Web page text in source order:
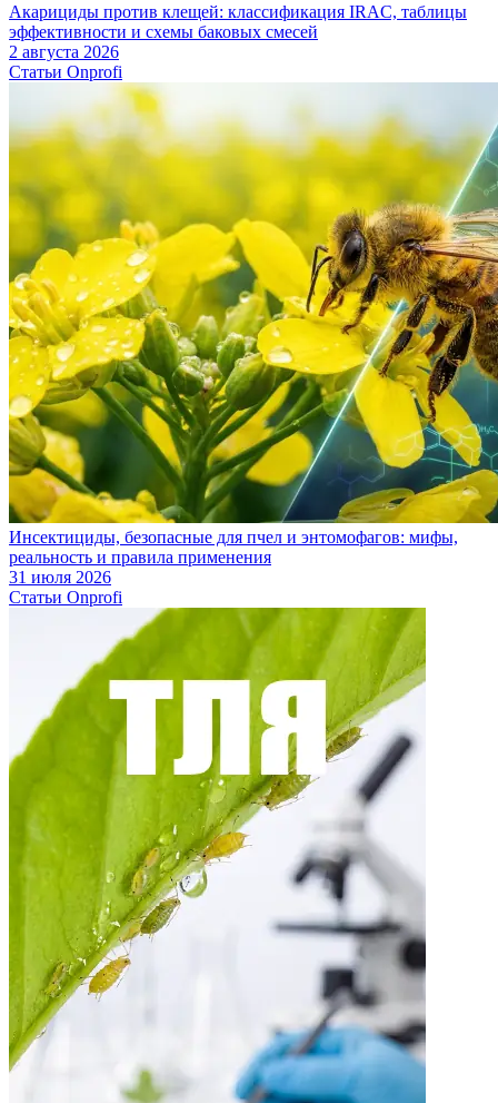
Акарициды против клещей: классификация IRAC, таблицы
эффективности и схемы баковых смесей
2 августа 2026
Статьи Onprofi
Инсектициды, безопасные для пчел и энтомофагов: мифы,
реальность и правила применения
31 июля 2026
Статьи Onprofi